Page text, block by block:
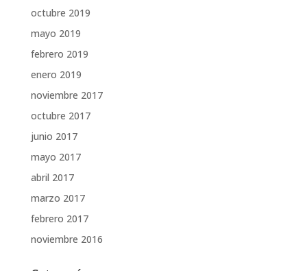
octubre 2019
mayo 2019
febrero 2019
enero 2019
noviembre 2017
octubre 2017
junio 2017
mayo 2017
abril 2017
marzo 2017
febrero 2017
noviembre 2016